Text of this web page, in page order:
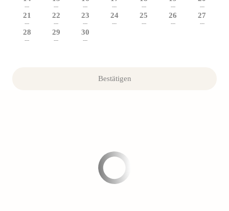
--- --- --- --- --- --- ---
21
---
22
---
23
---
24
---
25
---
26
---
27
---
28
---
29
---
30
---
Bestätigen